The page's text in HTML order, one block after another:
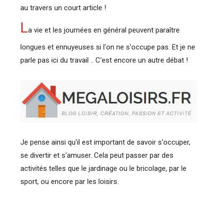
au travers un court article !
La vie et les journées en général peuvent paraître
longues et ennuyeuses si l'on ne s'occupe pas. Et je ne
parle pas ici du travail .. C'est encore un autre débat !
Je pense ainsi qu'il est important de savoir s'occuper,
se divertir et s'amuser. Cela peut passer par des
activités telles que le jardinage ou le bricolage, par le
sport, ou encore par les loisirs.